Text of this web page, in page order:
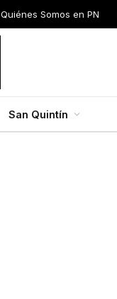
Quiénes Somos en PN
San Quintín